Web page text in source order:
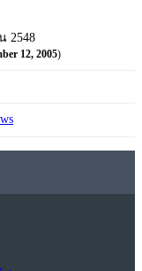
2548
12, 2005)